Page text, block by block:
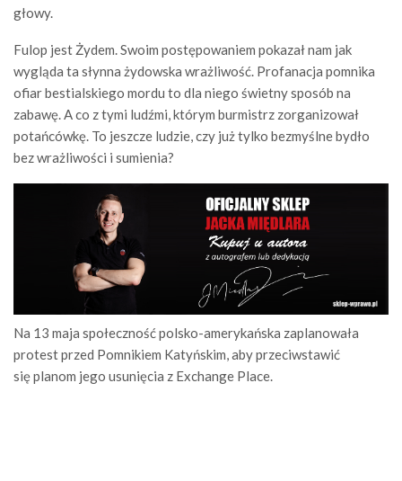
głowy.
Fulop jest Żydem. Swoim postępowaniem pokazał nam jak
wygląda ta słynna żydowska wrażliwość. Profanacja pomnika
ofiar bestialskiego mordu to dla niego świetny sposób na
zabawę. A co z tymi ludźmi, którym burmistrz zorganizował
potańcówkę. To jeszcze ludzie, czy już tylko bezmyślne bydło
bez wrażliwości i sumienia?
Na 13 maja społeczność polsko-amerykańska zaplanowała
protest przed Pomnikiem Katyńskim, aby przeciwstawić
się planom jego usunięcia z Exchange Place.